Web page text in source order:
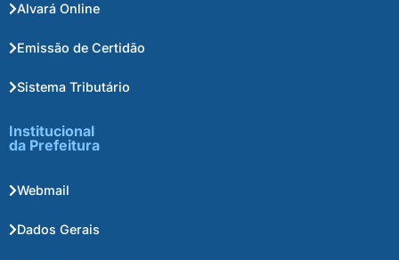
Alvará Online
Emissão de Certidão
Sistema Tributário
Institucional
da Prefeitura
Webmail
Dados Gerais